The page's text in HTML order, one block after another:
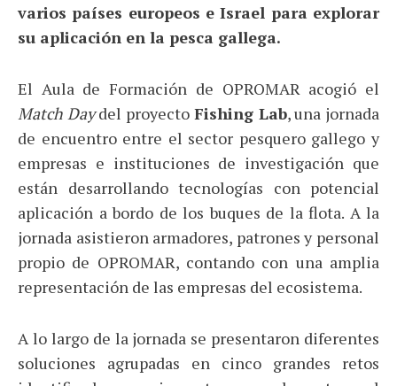
varios países europeos e Israel para explorar
su aplicación en la pesca gallega.
El Aula de Formación de OPROMAR acogió el
Match Daydel proyecto Fishing Lab, una jornada
de encuentro entre el sector pesquero gallego y
empresas e instituciones de investigación que
están desarrollando tecnologías con potencial
aplicación a bordo de los buques de la flota. A la
jornada asistieron armadores, patrones y personal
propio de OPROMAR, contando con una amplia
representación de las empresas del ecosistema.
A lo largo de la jornada se presentaron diferentes
soluciones agrupadas en cinco grandes retos